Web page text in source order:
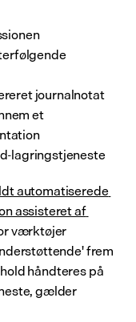
journalnotat
et
lagringstjeneste
automatiserede
assisteret af
værktøjer
frem
håndteres på
gælder